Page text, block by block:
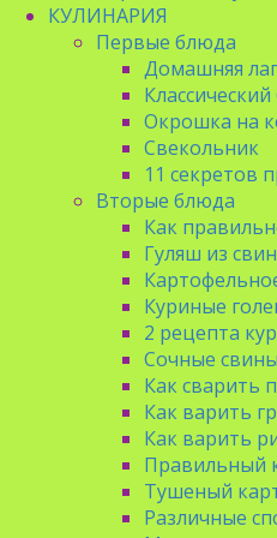
КУЛИНАРИЯ
Первые блюда
Домашняя
Окрошка на
Свекольник
11 секретов
Вторые блюда
Как
Гуляш из
Куриные
2 рецепта
Сочные
Как сварить
Как варить
Как варить
Правильный
Тушеный
Различные